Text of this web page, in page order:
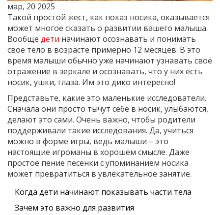
мар, 20 2025
Такой простой жест, как показ носика, оказывается
может многое сказать о развитии вашего малыша.
Вообще дети начинают осознавать и понимать
своё тело в возрасте примерно 12 месяцев. В это
время малыши обычно уже начинают узнавать своё
отражение в зеркале и осознавать, что у них есть
носик, ушки, глаза. Им это дико интересно!
Представьте, какие это маленькие исследователи.
Сначала они просто тычут себе в носик, улыбаются,
делают это сами. Очень важно, чтобы родители
поддерживали такие исследования. Да, учиться
можно в форме игры, ведь малыши – это
настоящие игроманы в хорошем смысле. Даже
простое пение песенки с упоминанием носика
может превратиться в увлекательное занятие.
Когда дети начинают показывать части тела
Зачем это важно для развития